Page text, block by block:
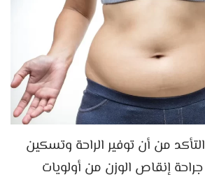
من أن توفير الراحة وتسكين
إنقاص الوزن من أولويات